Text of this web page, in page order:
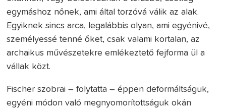
egymáshoz nőnek, ami által torzóvá válik az alak.
Egyiknek sincs arca, legalábbis olyan, ami egyénivé,
személyessé tenné őket, csak valami kortalan, az
archaikus művészetekre emlékeztető fejforma ül a
vállak közt.
Fischer szobrai – folytatta – éppen deformáltságuk,
egyéni módon való megnyomorítottságuk okán